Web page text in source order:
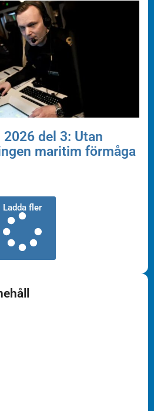
del 3: Utan
maritim förmåga
Ladda fler